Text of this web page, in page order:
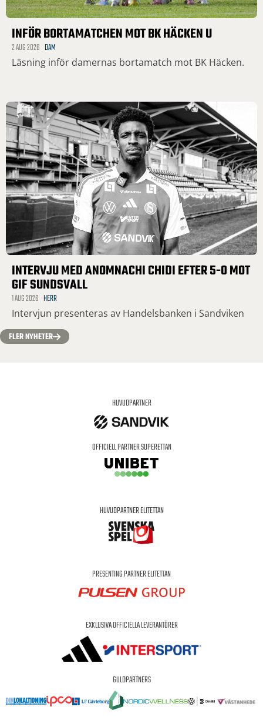
INFÖR BORTAMATCHEN MOT BK HÄCKEN U
2 AUG 2026 DAM
Läsning inför damernas bortamatch mot BK Häcken.
INTERVJU MED ANOMNACHI CHIDI EFTER 5-0 MOT
GIF SUNDSVALL
1 AUG 2026 HERR
Intervjun presenteras av Handelsbanken i Sandviken
FLER NYHETER
HUVUDPARTNER
OFFICIELL PARTNER SUPERETTAN
HUVUDPARTNER ELITETTAN
PRESENTING PARTNER ELITETTAN
EXKLUSIVA OFFICIELLA LEVERANTÖRER
GULDPARTNERS